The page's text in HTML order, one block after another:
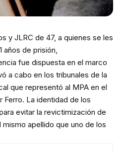
y JLRC de 47, a quienes se les
años de prisión,
fue dispuesta en el marco
a cabo en los tribunales de la
que representó al MPA en el
La identidad de los
evitar la revictimización de
mismo apellido que uno de los